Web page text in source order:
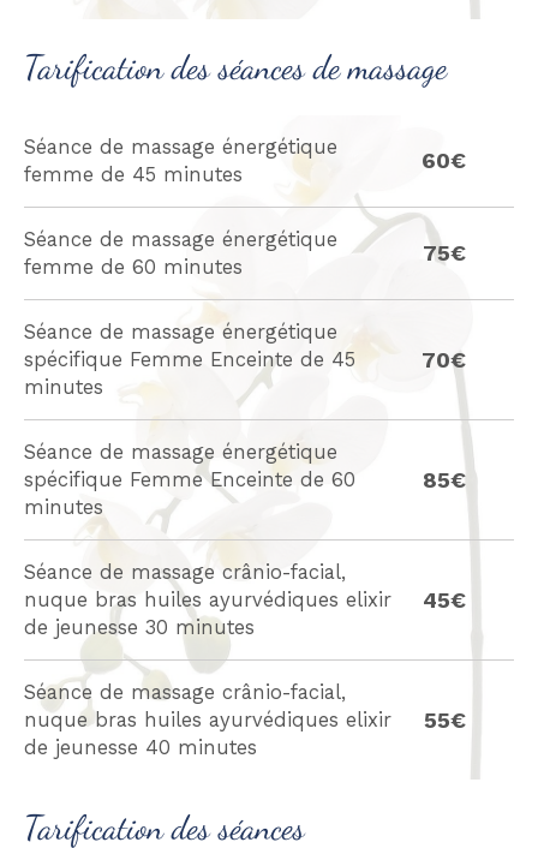
Tarification des séances de massage
Séance de massage énergétique
femme de 45 minutes
60€
Séance de massage énergétique
femme de 60 minutes
75€
Séance de massage énergétique
spécifique Femme Enceinte de 45
minutes
70€
Séance de massage énergétique
spécifique Femme Enceinte de 60
minutes
85€
Séance de massage crânio-facial,
nuque bras huiles ayurvédiques elixir
de jeunesse 30 minutes
45€
Séance de massage crânio-facial,
nuque bras huiles ayurvédiques elixir
de jeunesse 40 minutes
55€
Tarification des séances